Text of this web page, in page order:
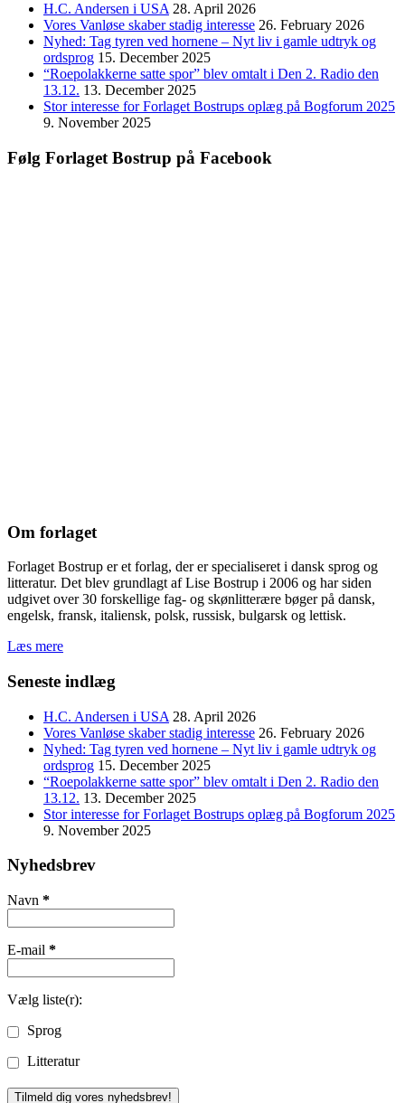
H.C. Andersen i USA 28. April 2026
Vores Vanløse skaber stadig interesse 26. February 2026
Nyhed: Tag tyren ved hornene – Nyt liv i gamle udtryk og
ordsprog 15. December 2025
“Roepolakkerne satte spor” blev omtalt i Den 2. Radio den
13.12. 13. December 2025
Stor interesse for Forlaget Bostrups oplæg på Bogforum 2025
9. November 2025
Følg Forlaget Bostrup på Facebook
Om forlaget
Forlaget Bostrup er et forlag, der er specialiseret i dansk sprog og
litteratur. Det blev grundlagt af Lise Bostrup i 2006 og har siden
udgivet over 30 forskellige fag- og skønlitterære bøger på dansk,
engelsk, fransk, italiensk, polsk, russisk, bulgarsk og lettisk.
Læs mere
Seneste indlæg
H.C. Andersen i USA 28. April 2026
Vores Vanløse skaber stadig interesse 26. February 2026
Nyhed: Tag tyren ved hornene – Nyt liv i gamle udtryk og
ordsprog 15. December 2025
“Roepolakkerne satte spor” blev omtalt i Den 2. Radio den
13.12. 13. December 2025
Stor interesse for Forlaget Bostrups oplæg på Bogforum 2025
9. November 2025
Nyhedsbrev
Navn *
E-mail *
Vælg liste(r):
Sprog
Litteratur